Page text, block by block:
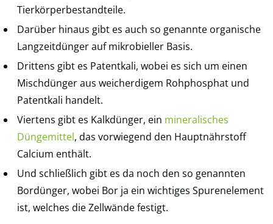
Tierkörperbestandteile.
Darüber hinaus gibt es auch so genannte organische
Langzeitdünger auf mikrobieller Basis.
Drittens gibt es Patentkali, wobei es sich um einen
Mischdünger aus weicherdigem Rohphosphat und
Patentkali handelt.
Viertens gibt es Kalkdünger, ein mineralisches
Düngemittel, das vorwiegend den Hauptnährstoff
Calcium enthält.
Und schließlich gibt es da noch den so genannten
Bordünger, wobei Bor ja ein wichtiges Spurenelement
ist, welches die Zellwände festigt.